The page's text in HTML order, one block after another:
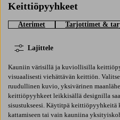
Keittiöpyyhkeet
Aterimet Tarjottimet &
Lajittele
Kauniin värisillä ja kuviollisilla
visuaalisesti viehättävän keittiön.
ruudullinen kuvio, yksivärinen
keittiöpyyhkeet leikkisällä designilla
sisustukseesi. Käytitpä keittiöpyyhkeitä
kattamiseen tai vain kauniina